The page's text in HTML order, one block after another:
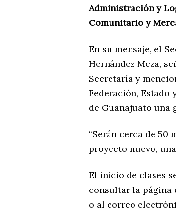
Administración y
Comunitario y
En su mensaje, el
Hernández Meza,
Secretaría y
Federación,
de Guanajuato una
“Serán cerca de 50
proyecto nuevo,
El inicio de clases
consultar la página
o al correo